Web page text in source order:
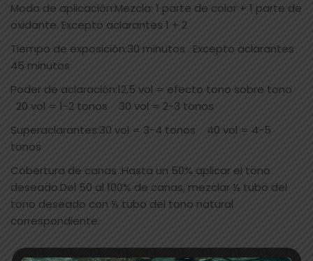
Modo de aplicación:Mezcla: 1 parte de color + 1 parte de
oxidante. Excepto aclarantes 1 + 2
Tiempo de exposición:30 minutos . Excepto aclarantes
45 minutos
Poder de aclaración:12,5 vol = efecto tono sobre tono
20 vol = 1-2 tonos 30 vol = 2-3 tonos
Superaclarantes:30 vol = 3-4 tonos 40 vol = 4-5
tonos
Cobertura de canas :Hasta un 50% aplicar el tono
deseado.Del 50 al 100% de canas, mezclar ½ tubo del
tono deseado con ½ tubo del tono natural
correspondiente.